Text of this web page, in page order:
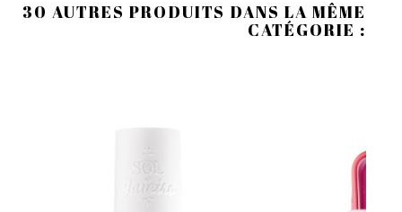
30 AUTRES PRODUITS DANS LA MÊME
CATÉGORIE :